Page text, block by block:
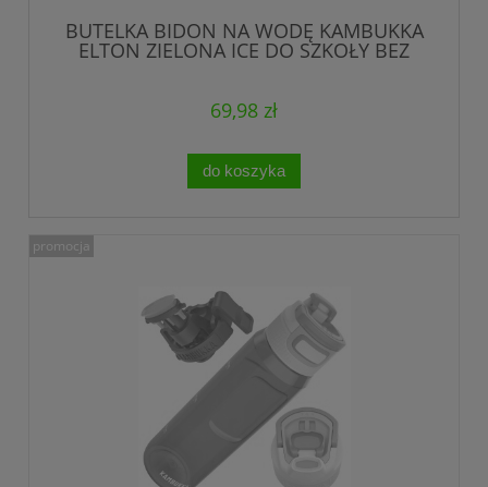
BUTELKA BIDON NA WODĘ KAMBUKKA
ELTON ZIELONA ICE DO SZKOŁY BEZ
69,98 zł
do koszyka
promocja